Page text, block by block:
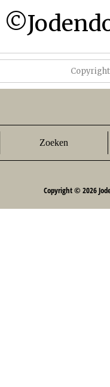
Zoeken
Copyright © 2026